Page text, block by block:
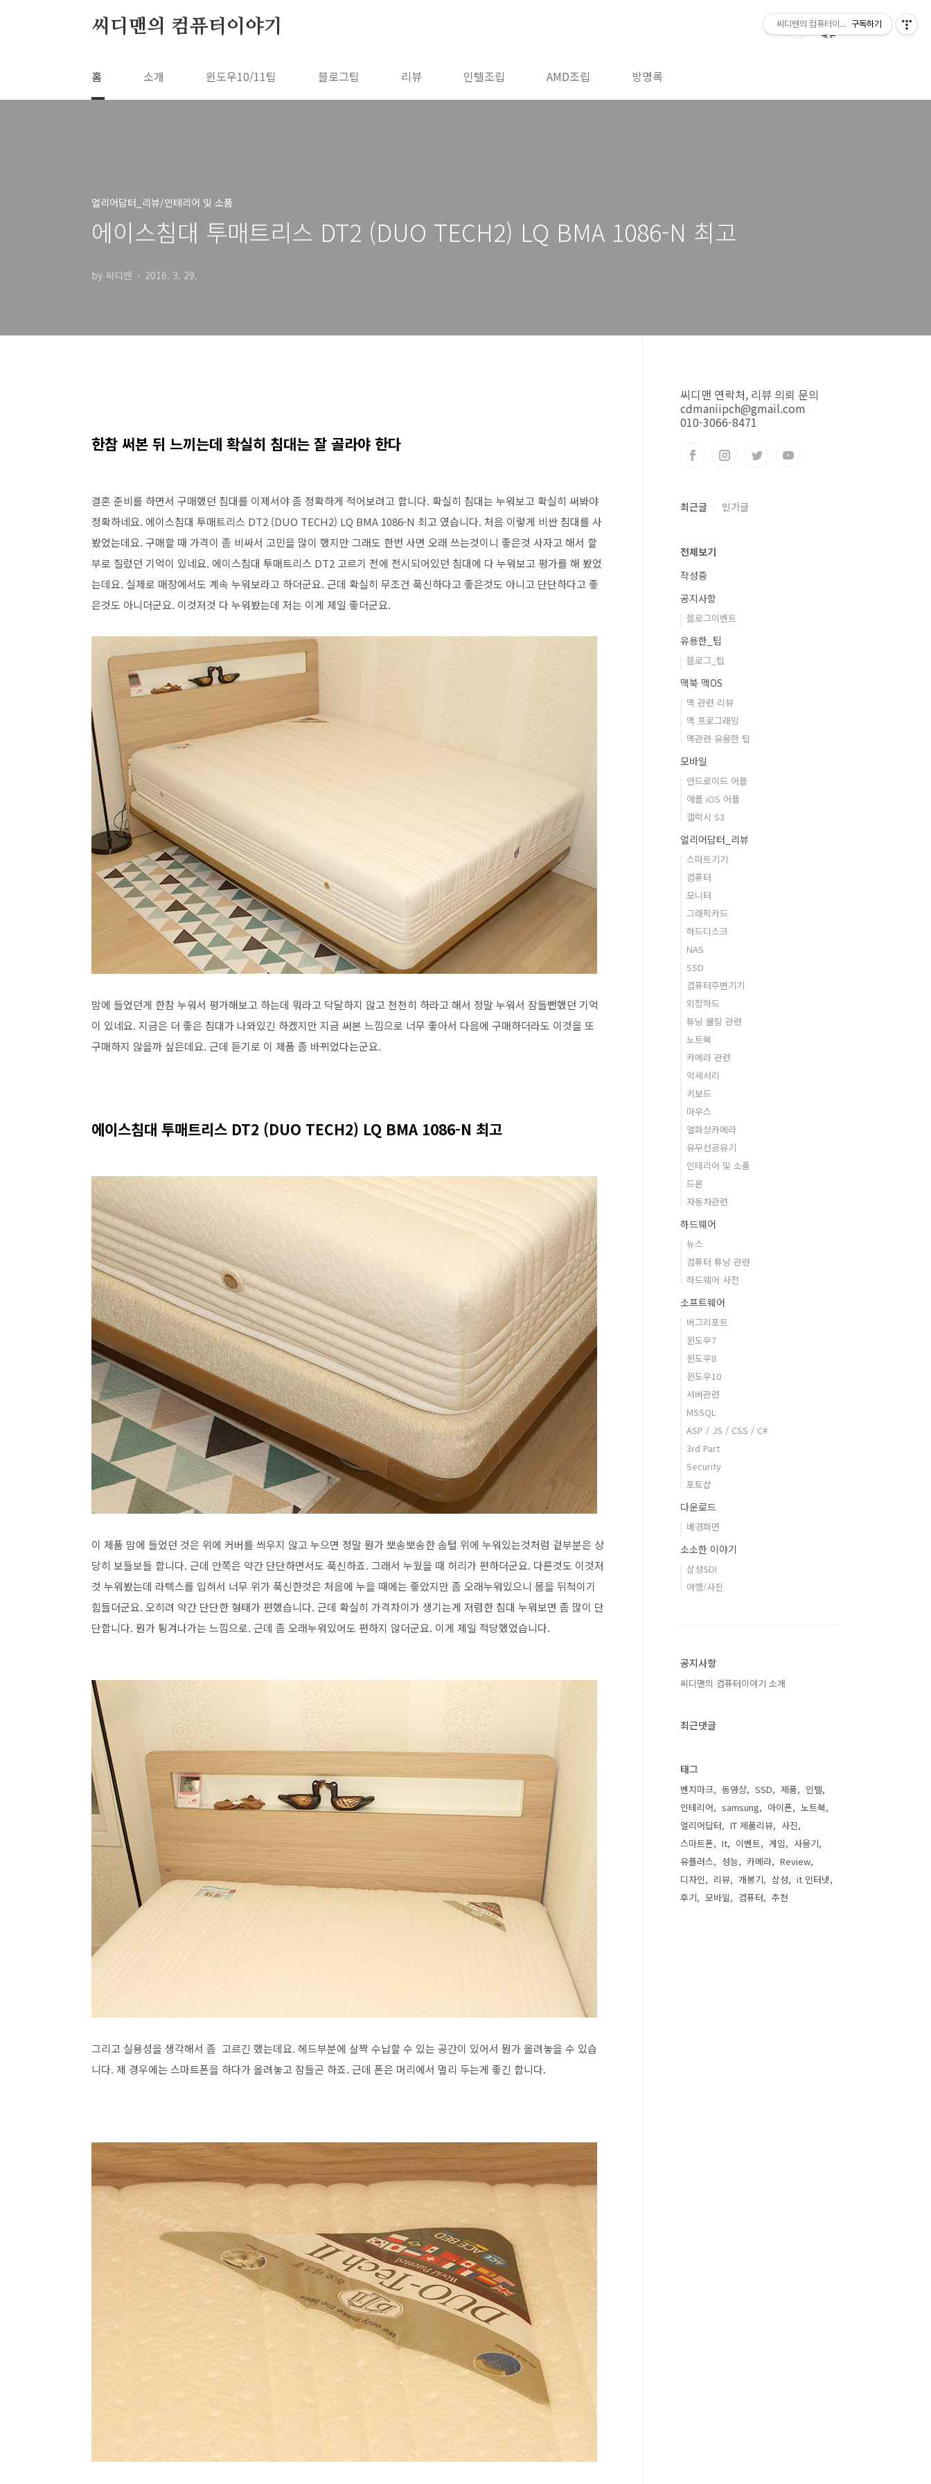
씨디맨의 컴퓨터이야기
홈 소개 윈도우10/11팁 블로그팁 리뷰 인텔조립 AMD조립 방명록
얼리어답터_리뷰/인테리어 및 소품
에이스침대 투매트리스 DT2 (DUO TECH2) LQ BMA 1086-N 최고
by 씨디맨 2016. 3. 29.
한참 써본 뒤 느끼는데 확실히 침대는 잘 골라야 한다
결혼 준비를 하면서 구매했던 침대를 이제서야 좀 정확하게 적어보려고 합니다. 확실히 침대는 누워보고 확실히 써봐야
정확하네요. 에이스침대 투매트리스 DT2 (DUO TECH2) LQ BMA 1086-N 최고 였습니다. 처음 이렇게 비싼 침대를 사
봤었는데요. 구매할 때 가격이 좀 비싸서 고민을 많이 했지만 그래도 한번 사면 오래 쓰는것이니 좋은것 사자고 해서 할
부로 질렀던 기억이 있네요. 에이스침대 투매트리스 DT2 고르기 전에 전시되어있던 침대에 다 누워보고 평가를 해 봤었
는데요. 실제로 매장에서도 계속 누워보라고 하더군요. 근데 확실히 무조건 푹신하다고 좋은것도 아니고 단단하다고 좋
은것도 아니더군요. 이것저것 다 누워봤는데 저는 이게 제일 좋더군요.
맘에 들었던게 한참 누워서 평가해보고 하는데 뭐라고 닥달하지 않고 천천히 하라고 해서 정말 누워서 잠들뻔했던 기억
이 있네요. 지금은 더 좋은 침대가 나와있긴 하겠지만 지금 써본 느낌으로 너무 좋아서 다음에 구매하더라도 이것을 또
구매하지 않을까 싶은데요. 근데 듣기로 이 제품 좀 바뀌었다는군요.
에이스침대 투매트리스 DT2 (DUO TECH2) LQ BMA 1086-N 최고
이 제품 맘에 들었던 것은 위에 커버를 씌우지 않고 누으면 정말 뭔가 뽀송뽀송한 솜털 위에 누워있는것처럼 겉부분은 상
당히 보들보들 합니다. 근데 안쪽은 약간 단단하면서도 푹신하죠. 그래서 누웠을 때 허리가 편하더군요. 다른것도 이것저
것 누워봤는데 라텍스를 입혀서 너무 위가 푹신한것은 처음에 누을 때에는 좋았지만 좀 오래누워있으니 몸을 뒤척이기
힘들더군요. 오히려 약간 단단한 형태가 편했습니다. 근데 확실히 가격차이가 생기는게 저렴한 침대 누워보면 좀 많이 단
단합니다. 뭔가 튕겨나가는 느낌으로. 근데 좀 오래누워있어도 편하지 않더군요. 이게 제일 적당했었습니다.
그리고 실용성을 생각해서 좀 고르긴 했는데요. 헤드부분에 살짝 수납할 수 있는 공간이 있어서 뭔가 올려놓을 수 있습
니다. 제 경우에는 스마트폰을 하다가 올려놓고 잠들곤 하죠. 근데 폰은 머리에서 멀리 두는게 좋긴 합니다.
씨디맨 연락처, 리뷰 의뢰 문의
cdmaniipch@gmail.com
010-3066-8471
최근글 인기글
전체보기
작성중
공지사항
블로그이벤트
유용한_팁
블로그_팁
맥북 맥OS
맥 관련 리뷰
맥 프로그래밍
맥관련 유용한 팁
모바일
안드로이드 어플
애플 iOS 어플
갤럭시 S3
얼리어답터_리뷰
스마트기기
컴퓨터
모니터
그래픽카드
하드디스크
NAS
SSD
컴퓨터주변기기
외장하드
튜닝 쿨링 관련
노트북
카메라 관련
악세서리
키보드
마우스
열화상카메라
유무선공유기
인테리어 및 소품
드론
자동차관련
하드웨어
뉴스
컴퓨터 튜닝 관련
하드웨어 사전
소프트웨어
버그리포트
윈도우7
윈도우8
윈도우10
서버관련
MSSQL
ASP / JS / CSS / C#
3rd Part
Security
포토샵
다운로드
배경화면
소소한 이야기
삼성SDI
여행/사진
공지사항
씨디맨의 컴퓨터이야기 소개
최근댓글
태그
벤치마크 동영상 SSD 제품
인텔
인테리어
samsung 아이폰
노트북
얼리어답터
IT 제품리뷰
사진
스마트폰
It 이벤트 게임
사용기
유플러스
성능 카메라
Review
디자인
리뷰 개봉기 삼성
it 인터넷
후기
모바일 컴퓨터 추천
씨디맨의 컴퓨터이야기구독하기